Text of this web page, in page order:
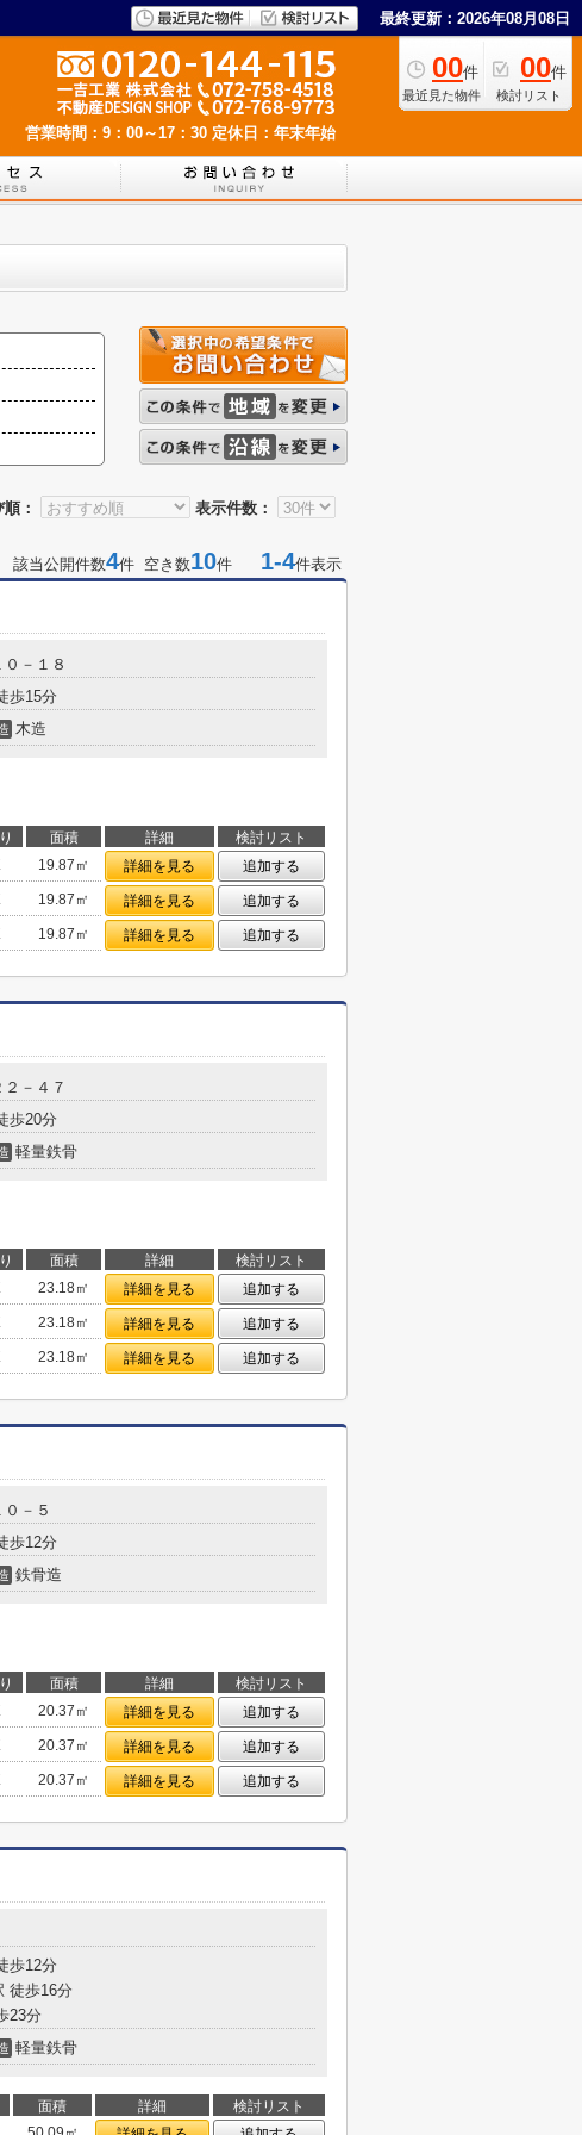
最終更新：2026年08月08日
00件
最近見た物件
00件
検討リスト
営業時間：9：00～17：30 定休日：年末年始
： 表示件数：
該当公開件数4件 空き数10件 1-4件表示
０－１８
歩15分
木造
面積 詳細
検討リスト
19.87㎡ 詳細を見る
追加する
19.87㎡ 詳細を見る
追加する
19.87㎡ 詳細を見る 追加する
２－４７
歩20分
軽量鉄骨
面積 詳細
検討リスト
23.18㎡ 詳細を見る
追加する
23.18㎡ 詳細を見る
追加する
23.18㎡ 詳細を見る 追加する
０－５
歩12分
鉄骨造
面積 詳細
検討リスト
20.37㎡ 詳細を見る
追加する
20.37㎡ 詳細を見る
追加する
20.37㎡ 詳細を見る 追加する
歩12分
徒歩16分
23分
軽量鉄骨
面積 詳細
検討リスト